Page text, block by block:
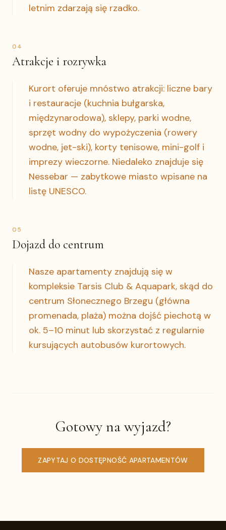
letnim zdarzają się rzadko.
04
Atrakcje i rozrywka
Kurort oferuje mnóstwo atrakcji: liczne bary
i restauracje (kuchnia bułgarska,
międzynarodowa), sklepy, parki wodne,
sprzęt wodny do wypożyczenia (rowery
wodne, jet-ski), korty tenisowe, mini-golf i
imprezy wieczorne. Niedaleko znajduje się
Nessebar — zabytkowe miasto wpisane na
listę UNESCO.
05
Dojazd do centrum
Nasze apartamenty znajdują się w
kompleksie Tarsis Club & Aquapark, skąd do
centrum Słonecznego Brzegu (główna
promenada, plaża) można dojść piechotą w
ok. 5–10 minut lub skorzystać z regularnie
kursujących autobusów kurortowych.
Gotowy na wyjazd?
ZAPYTAJ O DOSTĘPNOŚĆ APARTAMENTÓW